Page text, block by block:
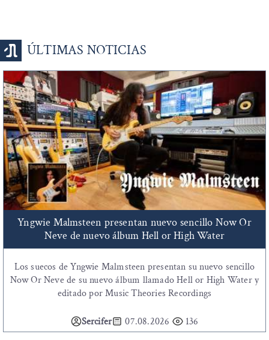
ÚLTIMAS NOTICIAS
Yngwie Malmsteen presentan nuevo sencillo Now Or
Neve de nuevo álbum Hell or High Water
Los suecos de Yngwie Malmsteen presentan su nuevo sencillo
Now Or Neve de su nuevo álbum llamado Hell or High Water y
editado por Music Theories Recordings
Sercifer 07.08.2026 136